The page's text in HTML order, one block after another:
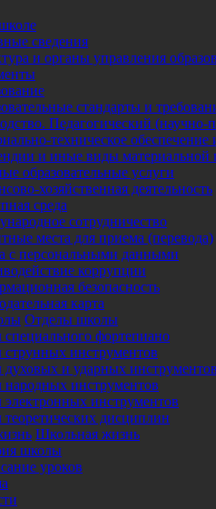
сведения
и органы управления
стандарты и
Педагогический (научно-
техническое обеспечение
и иные виды материальной
образовательные услуги
хозяйственная деятельность
среда
сотрудничество
места для приема (перевода)
с персональными данными
коррупции
безопасность
карта
Отделы школы
специального фортепиано
струнных инструментов
духовых и ударных инструментов
народных инструментов
электронных инструментов
теоретических дисциплин
Школьная жизнь
школы
уроков